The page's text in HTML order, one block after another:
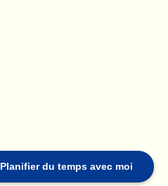
Planifier du temps avec moi